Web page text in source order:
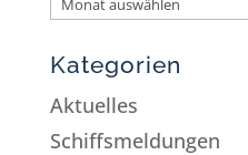
Kategorien
Aktuelles
Schiffsmeldungen